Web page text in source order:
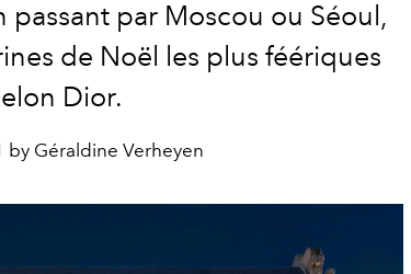
passant par Moscou ou Séoul,
de Noël les plus féériques
Dior.
by Géraldine Verheyen